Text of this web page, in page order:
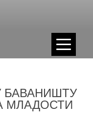
БАВАНИШТУ
МЛАДОСТИ